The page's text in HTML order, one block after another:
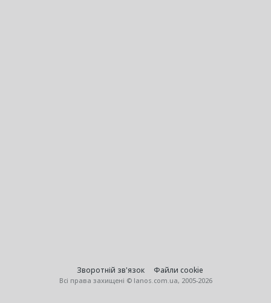
Зворотній зв'язок Файли cookie
Всі права захищені © lanos.com.ua, 2005-2026